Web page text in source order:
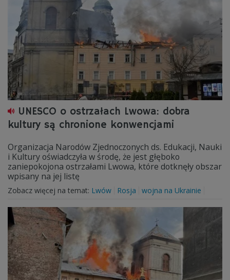
UNESCO o ostrzałach Lwowa: dobra
kultury są chronione konwencjami
Organizacja Narodów Zjednoczonych ds. Edukacji, Nauki
i Kultury oświadczyła w środę, że jest głęboko
zaniepokojona ostrzałami Lwowa, które dotknęły obszar
wpisany na jej listę
Zobacz więcej na temat: Lwów Rosja wojna na Ukrainie